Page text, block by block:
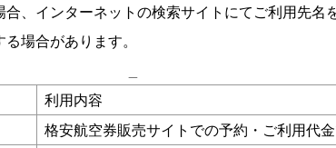
、インターネットの検索サイトにてご利用先名
場合があります。
利用内容
格安航空券販売サイトでの予約・ご利用代